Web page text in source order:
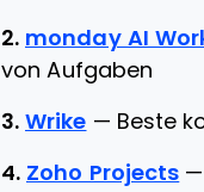
2. monday AI
von Aufgaben
3. Wrike — Beste
4. Zoho Projects —